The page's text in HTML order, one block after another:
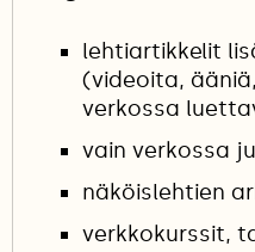
lehtiartikkelit
(videoita,
verkossa
vain verkossa
näköislehtien
verkkokurssit,